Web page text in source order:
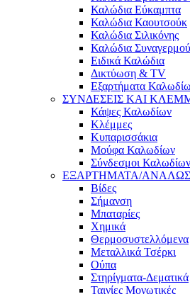
Καλώδια Εύκαμπτα
Καλώδια Καουτσούκ
Καλώδια Σιλικόνης
Καλώδια Συναγερμού
Ειδικά Καλώδια
Δικτύωση & TV
Εξαρτήματα
ΣΥΝΔΕΣΕΙΣ ΚΑΙ
Κάψες Καλωδίων
Κλέμμες
Κυπαρισσάκια
Μούφα Καλωδίων
Σύνδεσμοι
ΕΞΑΡΤΗΜΑΤΑ/
Βίδες
Σήμανση
Μπαταρίες
Χημικά
Θερμοσυστελλόμενα
Μεταλλικά Τσέρκι
Ούπα
Στηρίγματα-Δεματικά
Ταινίες Μονωτικές